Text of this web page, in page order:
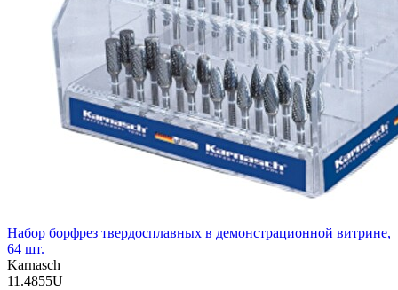
Набор борфрез твердосплавных в демонстрационной витрине,
64 шт.
Karnasch
11.4855U